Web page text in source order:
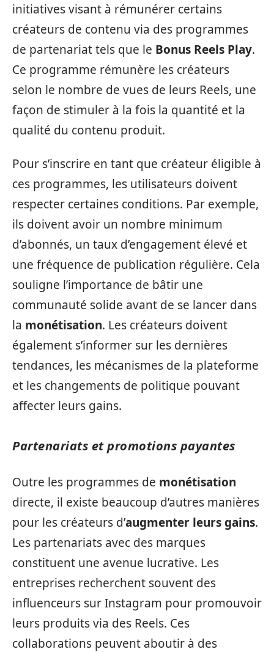
initiatives visant à rémunérer certains
créateurs de contenu via des programmes
de partenariat tels que le Bonus Reels Play.
Ce programme rémunère les créateurs
selon le nombre de vues de leurs Reels, une
façon de stimuler à la fois la quantité et la
qualité du contenu produit.
Pour s’inscrire en tant que créateur éligible à
ces programmes, les utilisateurs doivent
respecter certaines conditions. Par exemple,
ils doivent avoir un nombre minimum
d’abonnés, un taux d’engagement élevé et
une fréquence de publication régulière. Cela
souligne l’importance de bâtir une
communauté solide avant de se lancer dans
la monétisation. Les créateurs doivent
également s’informer sur les dernières
tendances, les mécanismes de la plateforme
et les changements de politique pouvant
affecter leurs gains.
Partenariats et promotions payantes
Outre les programmes de monétisation
directe, il existe beaucoup d’autres manières
pour les créateurs d’augmenter leurs gains.
Les partenariats avec des marques
constituent une avenue lucrative. Les
entreprises recherchent souvent des
influenceurs sur Instagram pour promouvoir
leurs produits via des Reels. Ces
collaborations peuvent aboutir à des